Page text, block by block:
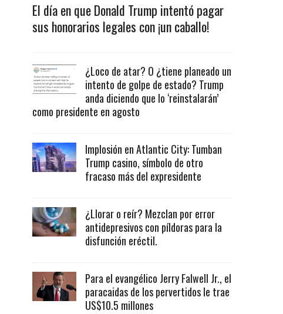
El día en que Donald Trump intentó pagar
sus honorarios legales con ¡un caballo!
¿Loco de atar? O ¿tiene planeado un
intento de golpe de estado? Trump
anda diciendo que lo ‘reinstalarán’
como presidente en agosto
Implosión en Atlantic City: Tumban
Trump casino, símbolo de otro
fracaso más del expresidente
¿Llorar o reír? Mezclan por error
antidepresivos con píldoras para la
disfunción eréctil.
Para el evangélico Jerry Falwell Jr., el
paracaidas de los pervertidos le trae
US$10.5 millones